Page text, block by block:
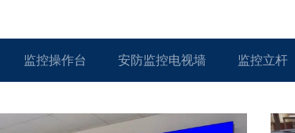
监控操作台 安防监控电视墙 监控立杆